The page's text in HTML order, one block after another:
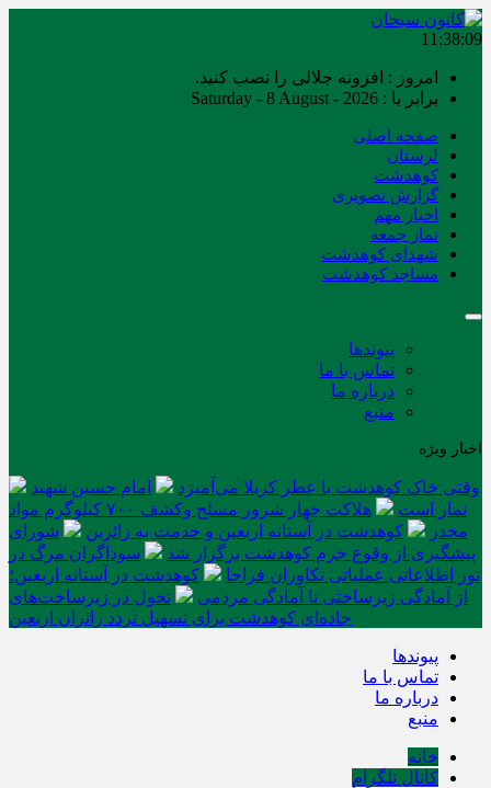
11:38:10
امروز : افزونه جلالی را نصب کنید.
برابر با : Saturday - 8 August - 2026
صفحه اصلی
لرستان
کوهدشت
گزارش تصویری
اخبار مهم
نماز جمعه
شهدای کوهدشت
مساجد کوهدشت
پیوندها
تماس با ما
درباره ما
منبع
اخبار ویژه
وقتی خاک کوهدشت با عطر کربلا می‌آمیزد
امام حسین شهید
نماز است
هلاکت چهار شرور مسلح وکشف ۷۰۰ کیلوگرم مواد
مخدر
کوهدشت در آستانه اربعین و خدمت‌ به زائرین
شورای
پیشگیری از وقوع جرم کوهدشت برگزار شد
سوداگران مرگ در
تور اطلاعاتی عملیاتی تکاوران فراجا
کوهدشت در آستانه اربعین؛
از آمادگی زیرساختی تا آمادگی مردمی
تحول در زیرساخت‌های
جاده‌ای کوهدشت برای تسهیل تردد زائران اربعین
پیوندها
تماس با ما
درباره ما
منبع
خانه
کانال تلگرام